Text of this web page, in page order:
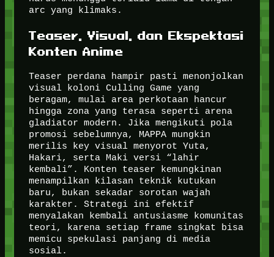
arc yang klimaks.
Teaser, Visual, dan Ekspektasi
Konten Anime
Teaser perdana hampir pasti menonjolkan
visual koloni Culling Game yang
beragam, mulai area perkotaan hancur
hingga zona yang terasa seperti arena
gladiator modern. Jika mengikuti pola
promosi sebelumnya, MAPPA mungkin
merilis key visual menyorot Yuta,
Hakari, serta Maki versi “lahir
kembali”. Konten teaser kemungkinan
menampilkan kilasan teknik kutukan
baru, bukan sekadar sorotan wajah
karakter. Strategi ini efektif
menyalakan kembali antusiasme komunitas
teori, karena setiap frame singkat bisa
memicu spekulasi panjang di media
sosial.